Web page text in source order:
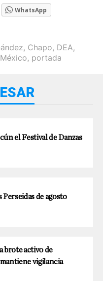
WhatsApp
, Chapo, DEA,
México, portada
el Festival de Danzas
de agosto
brote activo de
vigilancia